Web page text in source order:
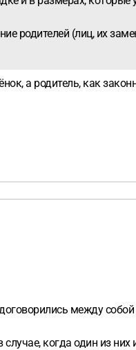
родителей (лиц, их
а родитель, как
между
когда один из